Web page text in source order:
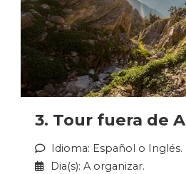
3. Tour fuera de
Idioma: Español o Inglés.
Dia(s): A organizar.